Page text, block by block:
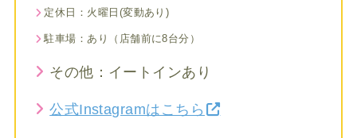
定休日：火曜日(変動あり)
駐車場：あり（店舗前に8台分）
その他：イートインあり
公式Instagramはこちら